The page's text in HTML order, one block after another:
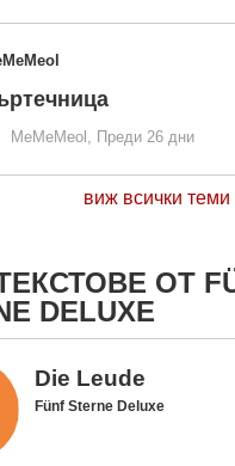
MeMeMeol, Преди 26 дни
виж всички теми
ОТ
DELUXE
Die Leude
Fünf Sterne Deluxe